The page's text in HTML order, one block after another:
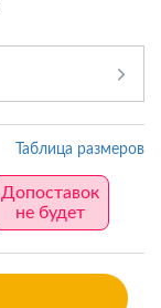
Таблица размеров
Допоставок
не будет